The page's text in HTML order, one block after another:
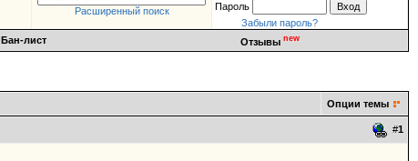
Расширенный поиск
Пароль
Забыли пароль?
Бан-лист Отзывы new
Опции темы
#1